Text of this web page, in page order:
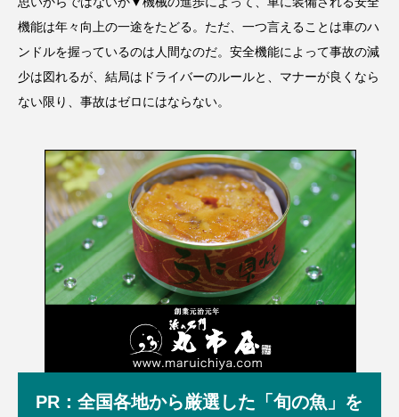
機能は年々向上の一途をたどる。ただ、一つ言えることは車のハ
ンドルを握っているのは人間なのだ。安全機能によって事故の減
少は図れるが、結局はドライバーのルールと、マナーが良くなら
ない限り、事故はゼロにはならない。
PR：全国各地から厳選した「旬の魚」を